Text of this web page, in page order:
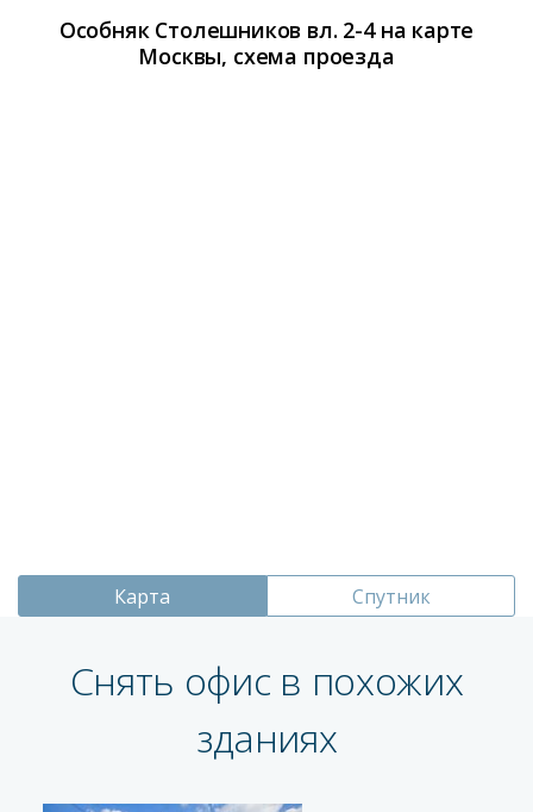
Особняк Столешников вл. 2-4 на карте
Москвы, схема проезда
Карта Спутник
Снять офис в похожих
зданиях